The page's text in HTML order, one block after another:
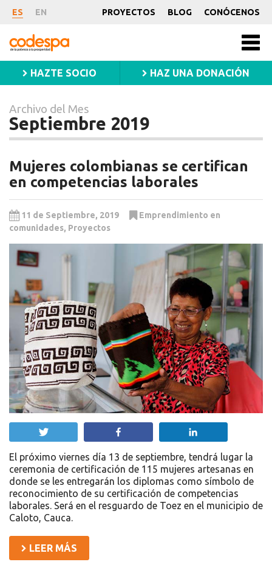
Archivo
Mes
Septiembre
2019
ES EN PROYECTOS BLOG CONÓCENOS
CODESPA
HAZTE SOCIO HAZ UNA DONACIÓN
Archivo del Mes
Septiembre 2019
Mujeres colombianas se certifican
en competencias laborales
11 de Septiembre, 2019
Emprendimiento en
comunidades, Proyectos
El próximo viernes día 13 de septiembre, tendrá lugar la
ceremonia de certificación de 115 mujeres artesanas en
donde se les entregarán los diplomas como símbolo de
reconocimiento de su certificación de competencias
laborales. Será en el resguardo de Toez en el municipio de
Caloto, Cauca.
LEER MÁS